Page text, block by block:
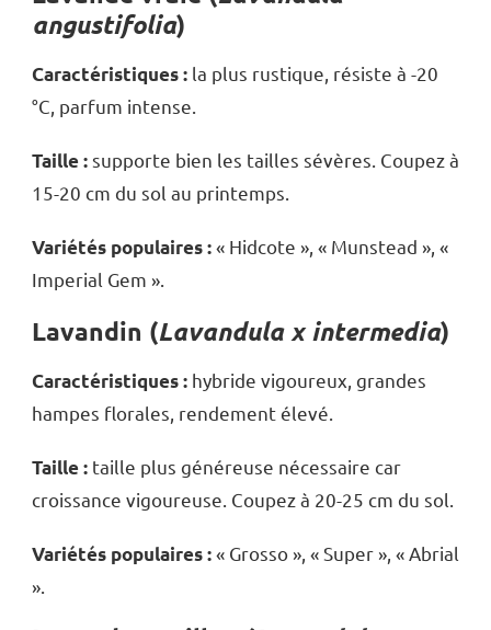
angustifolia)
Caractéristiques : la plus rustique, résiste à -20
°C, parfum intense.
Taille : supporte bien les tailles sévères. Coupez à
15-20 cm du sol au printemps.
Variétés populaires :« Hidcote », « Munstead », «
Imperial Gem ».
Lavandin (Lavandula x intermedia)
Caractéristiques : hybride vigoureux, grandes
hampes florales, rendement élevé.
Taille : taille plus généreuse nécessaire car
croissance vigoureuse. Coupez à 20-25 cm du sol.
Variétés populaires :« Grosso », « Super », « Abrial
».